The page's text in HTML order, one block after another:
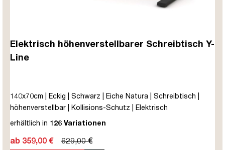
Elektrisch höhenverstellbarer Schreibtisch Y-
Line
140x70cm | Eckig | Schwarz | Eiche Natura | Schreibtisch |
höhenverstellbar | Kollisions-Schutz | Elektrisch
höhenverstellbar | Kindersicherung | Metall | Holz |
Herstellergarantie | unmontiert | TÜV© mobiles Arbeiten | bis
erhältlich in 126 Variationen
ab 359,00 €
629,00 €